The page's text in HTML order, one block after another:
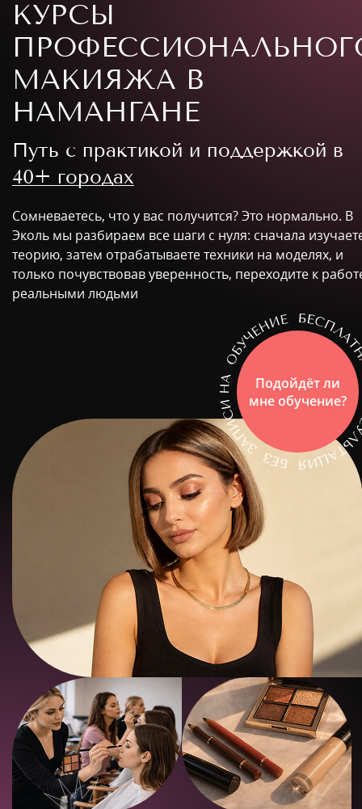
КУРСЫ
МАКИЯЖА В
НАМАНГАНЕ
Путь с практикой и поддержкой в
40+ городах
Сомневаетесь, что у вас получится? Это нормально. В
Эколь мы разбираем все шаги с нуля: сначала
теорию, затем отрабатываете техники на моделях, и
только почувствовав уверенность, переходите к
реальными людьми
Подойдёт ли
мне обучение?